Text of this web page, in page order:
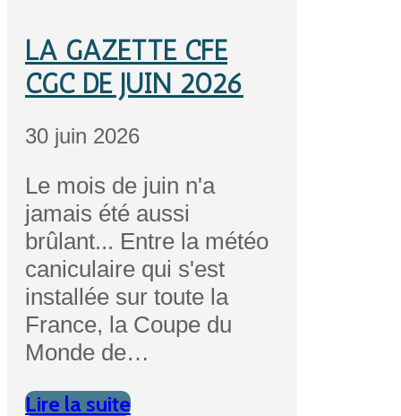
LA GAZETTE CFE
CGC DE JUIN 2026
30 juin 2026
Le mois de juin n'a
jamais été aussi
brûlant... Entre la météo
caniculaire qui s'est
installée sur toute la
France, la Coupe du
Monde de…
Lire la suite